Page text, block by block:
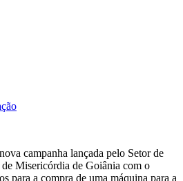
campanha lançada pelo Setor de
Misericórdia de Goiânia com o
para a compra de uma máquina para a